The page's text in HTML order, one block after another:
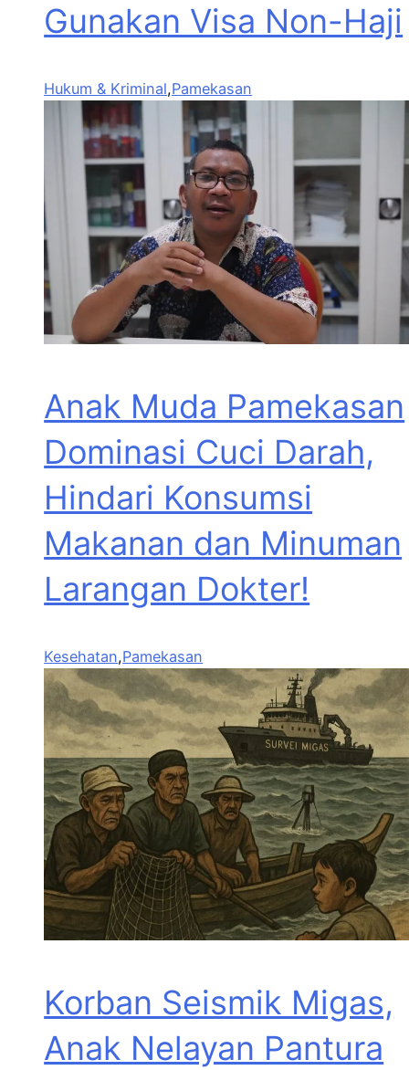
Gunakan Visa Non-Haji
Hukum & Kriminal,Pamekasan
Anak Muda Pamekasan
Dominasi Cuci Darah,
Hindari Konsumsi
Makanan dan Minuman
Larangan Dokter!
Kesehatan,Pamekasan
Korban Seismik Migas,
Anak Nelayan Pantura